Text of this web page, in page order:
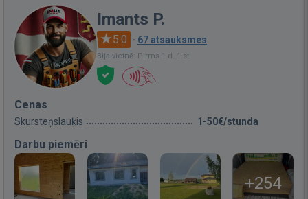
Imants P.
5.0 · 67 atsauksmes
Bija vietnē: Pirms 1 d. 1 st.
Cenas
Skursteņslauķis 1-50€/stunda
Darbu piemēri
+254